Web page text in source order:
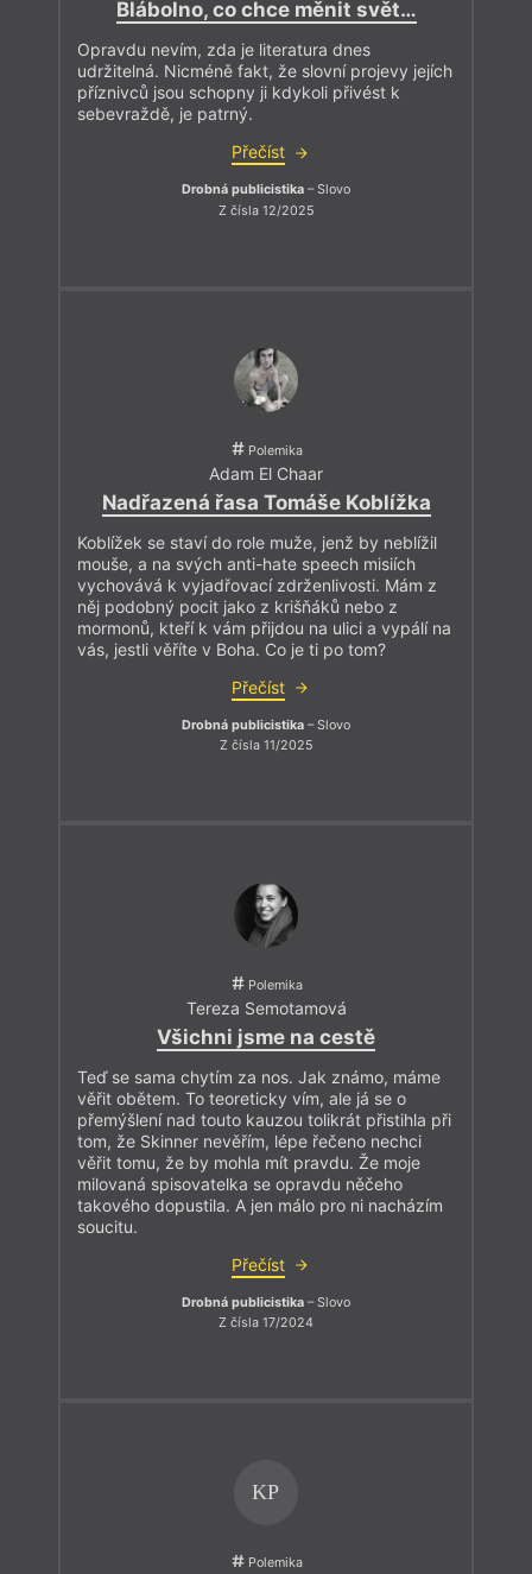
Blábolno, co chce měnit svět…
Opravdu nevím, zda je literatura dnes
udržitelná. Nicméně fakt, že slovní projevy jejích
příznivců jsou schopny ji kdykoli přivést k
sebevraždě, je patrný.
Přečíst
Drobná publicistika – Slovo
Z čísla 12/2025
Polemika
Adam El Chaar
Nadřazená řasa Tomáše Koblížka
Koblížek se staví do role muže, jenž by neblížil
mouše, a na svých anti-hate speech misiích
vychovává k vyjadřovací zdrženlivosti. Mám z
něj podobný pocit jako z krišňáků nebo z
mormonů, kteří k vám přijdou na ulici a vypálí na
vás, jestli věříte v Boha. Co je ti po tom?
Přečíst
Drobná publicistika – Slovo
Z čísla 11/2025
Polemika
Tereza Semotamová
Všichni jsme na cestě
Teď se sama chytím za nos. Jak známo, máme
věřit obětem. To teoreticky vím, ale já se o
přemýšlení nad touto kauzou tolikrát přistihla při
tom, že Skinner nevěřím, lépe řečeno nechci
věřit tomu, že by mohla mít pravdu. Že moje
milovaná spisovatelka se opravdu něčeho
takového dopustila. A jen málo pro ni nacházím
soucitu.
Přečíst
Drobná publicistika – Slovo
Z čísla 17/2024
KP
Polemika